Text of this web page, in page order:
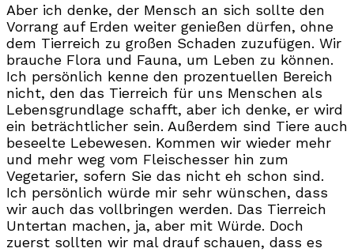
Aber ich denke, der Mensch an sich sollte den
Vorrang auf Erden weiter genießen dürfen, ohne
dem Tierreich zu großen Schaden zuzufügen. Wir
brauche Flora und Fauna, um Leben zu können.
Ich persönlich kenne den prozentuellen Bereich
nicht, den das Tierreich für uns Menschen als
Lebensgrundlage schafft, aber ich denke, er wird
ein beträchtlicher sein. Außerdem sind Tiere auch
beseelte Lebewesen. Kommen wir wieder mehr
und mehr weg vom Fleischesser hin zum
Vegetarier, sofern Sie das nicht eh schon sind.
Ich persönlich würde mir sehr wünschen, dass
wir auch das vollbringen werden. Das Tierreich
Untertan machen, ja, aber mit Würde. Doch
zuerst sollten wir mal drauf schauen, dass es